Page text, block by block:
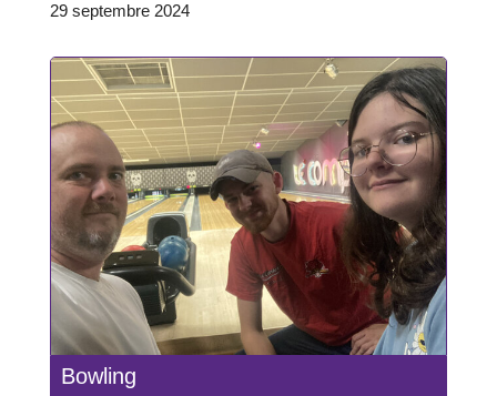
29 septembre 2024
Bowling